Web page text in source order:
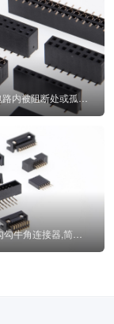
排母连接器Female Header，排母连接器作用是在电路内被阻断处或孤立不通...